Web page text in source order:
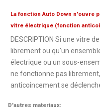
La fonction Auto Down n'ouvre
vitre électrique (fonction
DESCRIPTION Si une vitre
librement ou qu'un
électrique ou un sous-
ne fonctionne pas
anticoincement se déclenche
D'autres materiaux: